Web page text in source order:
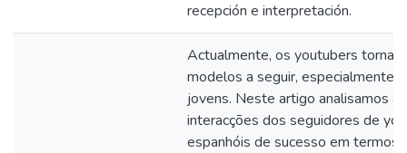
recepción e interpretación.
Actualmente, os youtubers
modelos a seguir, especialmente
jovens. Neste artigo analisamos as
interacções dos seguidores de
espanhóis de sucesso em termos